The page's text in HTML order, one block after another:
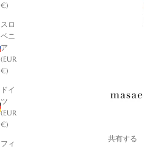
€)
スロ
ベニ
ア
(EUR
€)
ドイ
ツ
(EUR
€)
フィ
共有する